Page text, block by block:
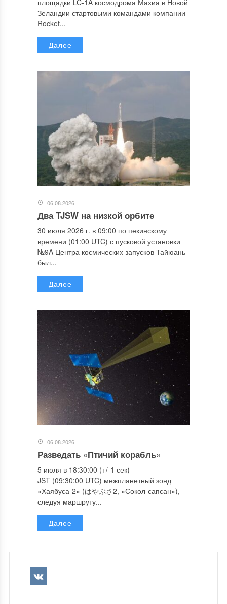
Зеландии стартовыми командами компании
Rocket...
Далее
06.08.2026
Два TJSW на низкой орбите
30 июля 2026 г. в 09:00 по пекинскому
времени (01:00 UTC) с пусковой установки
№9A Центра космических запусков Тайюань
был...
Далее
06.08.2026
Разведать «Птичий корабль»
5 июля в 18:30:00 (+/-1 сек)
JST (09:30:00 UTC) межпланетный зонд
«Хаябуса-2» (はやぶさ2, «Сокол-сапсан»),
следуя маршруту...
Далее